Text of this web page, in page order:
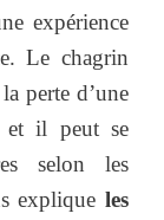
expérience
Le chagrin
perte d’une
et il peut se
selon les
explique les